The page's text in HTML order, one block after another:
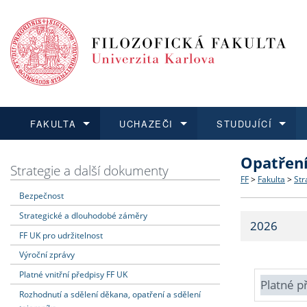
FAKULTA
Dozvědět se více
Struktura
Strategie
Fakultní
UCHAZEČI
Podat přihlášku
Co
Učitelské
STUDUJÍCÍ
Dozvědět se více
Dozvědět se více
O vědě a
Dozvědět se více
Aktuální
Strategie a další dokumenty
Bezpečnost
Strategické a dlouhodobé záměry
FF UK pro udržitelnost
Výroční zprávy
Platné vnitřní předpisy FF UK
Rozhodnutí a sdělení děkana, opatření a sdělení
FF > Fakulta >
2026
Platné